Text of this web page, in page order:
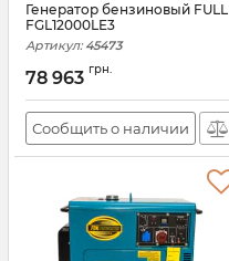
Генератор бензиновый FULL
FGL12000LE3
Артикул: 45473
78 963 грн.
Сообщить о наличии